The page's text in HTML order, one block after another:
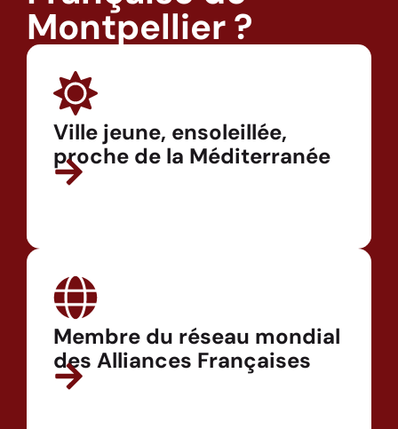
Montpellier ?
Ville jeune, ensoleillée,
proche de la Méditerranée
Membre du réseau mondial
des Alliances Françaises